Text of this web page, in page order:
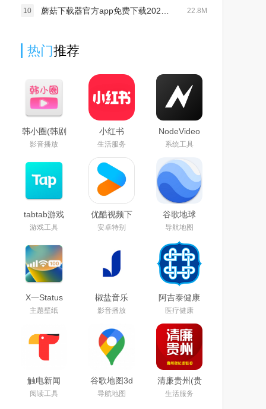
10 22.8M
热门推荐
韩小圈(韩剧
TV)免费下
载2026最新
影音播放
小红书
google play
版下载2026
最新版
生活服务
NodeVideo
官方下载
2026最新免
费版
系统工具
tabtab游戏
平台(taptap)
官方下载
游戏工具
优酷视频下
载安装官方
免费下载
安卓特别
谷歌地球
app下载手
机版2025安
卓版中文最
新免费版
导航地图
X一Status
app官方安
卓最新版本
主题壁纸
椒盐音乐
app手机版
下载2025最
影音播放
阿吉泰健康
课堂下载
app官方版
医疗健康
触电新闻
APP官方下
载安卓版
阅读工具
谷歌地图3d
实景地图手
机下载2025
导航地图
清廉贵州(贵
州纪检监
察)app官方
生活服务